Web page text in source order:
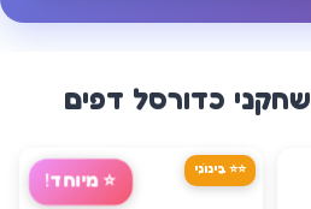
שחקני כדורסל דפים
⭐מיוחד! ⭐⭐ בֵּינוֹנִי